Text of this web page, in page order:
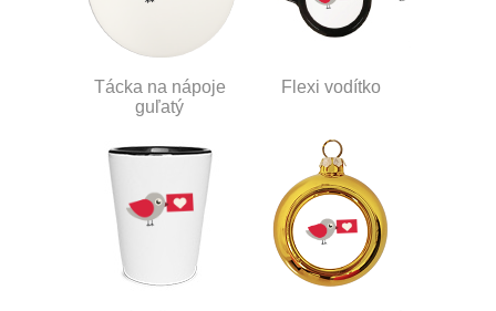
Tácka na nápoje
guľatý
Flexi vodítko